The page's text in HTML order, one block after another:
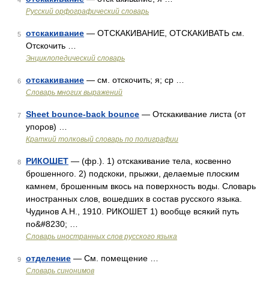
Русский орфографический словарь
5 отскакивание — ОТСКАКИВАНИЕ, ОТСКАКИВАТЬ см.
Отскочить …
Энциклопедический словарь
6 отскакивание — см. отскочить; я; ср …
Словарь многих выражений
7 Sheet bounce-back bounce — Отскакивание листа (от
упоров) …
Краткий толковый словарь по полиграфии
8 РИКОШЕТ — (фр.). 1) отскакивание тела, косвенно
брошенного. 2) подскоки, прыжки, делаемые плоским
камнем, брошенным вкось на поверхность воды. Словарь
иностранных слов, вошедших в состав русского языка.
Чудинов А.Н., 1910. РИКОШЕТ 1) вообще всякий путь
по&#8230; …
Словарь иностранных слов русского языка
9 отделение — См. помещение …
Словарь синонимов